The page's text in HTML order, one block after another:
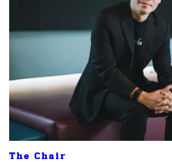
The Chair
ค้นหา
SHARE TWEET LINE